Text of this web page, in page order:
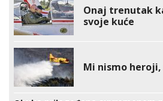
Onaj trenutak
svoje kuće
Mi nismo